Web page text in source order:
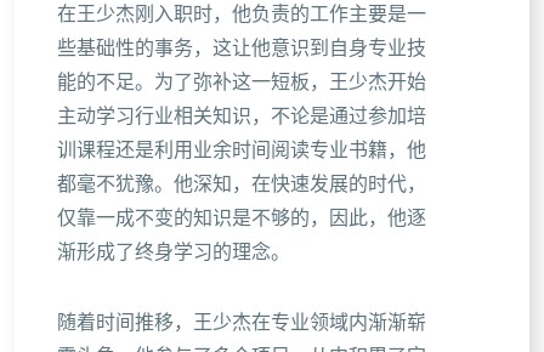
在王少杰刚入职时，他负责的工作主要是一
些基础性的事务，这让他意识到自身专业技
能的不足。为了弥补这一短板，王少杰开始
主动学习行业相关知识，不论是通过参加培
训课程还是利用业余时间阅读专业书籍，他
都毫不犹豫。他深知，在快速发展的时代，
仅靠一成不变的知识是不够的，因此，他逐
渐形成了终身学习的理念。
随着时间推移，王少杰在专业领域内渐渐崭